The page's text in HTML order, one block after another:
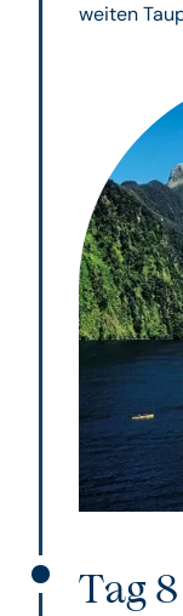
weiten
Tag